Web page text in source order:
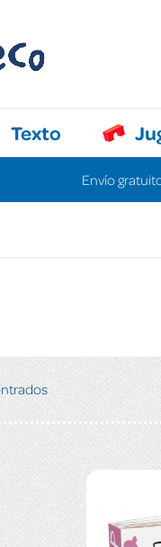
Texto
Envío